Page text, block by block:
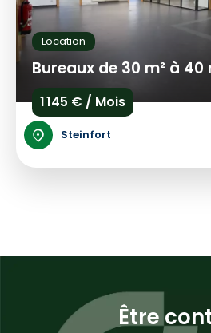
Location
Bureaux de 30 m² à
1 145 € / Mois
Steinfort
Être